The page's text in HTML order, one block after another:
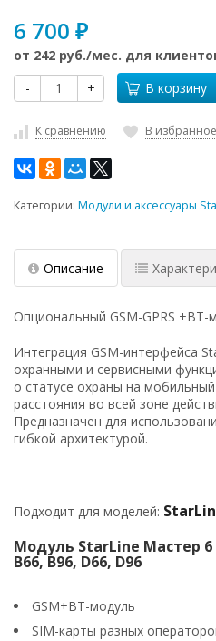
6 700 ₽
от 242 руб./мес. для
-
+ В корзину
К сравнению В избранное
Категории: Модули и аксессуары
Описание
Опциональный GSM-GPRS
Интеграция GSM-интерфейса
охранными и сервисными
о статусе охраны на
расстояния во всей зоне
Предназначен для
гибкой архитектурой.
Подходит для моделей:
Модуль StarLine Мастер 6
B66, B96, D66, D96
GSM+BT-модуль
SIM-карты разных